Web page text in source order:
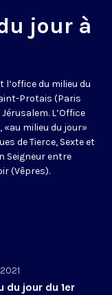
jour à
l’office du milieu du
Protais (Paris
L’Office
«au milieu du jour»
de Tierce, Sexte et
Seigneur entre
(Vêpres).
du jour du 1er